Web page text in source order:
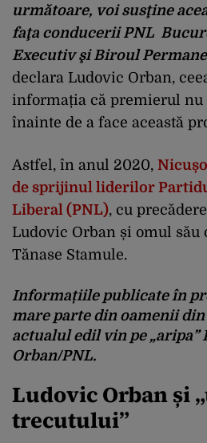
următoare, voi susţine
faţa conducerii PNL
Executiv şi Biroul
declara Ludovic Orban,
informația că premierul
înainte de a face această
Astfel, în anul 2020,
de sprijinul liderilor
Liberal (PNL), cu
Ludovic Orban și omul său
Tănase Stamule.
Informațiile publicate în
mare parte din oamenii din
actualul edil vin pe „aripa”
Orban/PNL.
Ludovic Orban și
trecutului”